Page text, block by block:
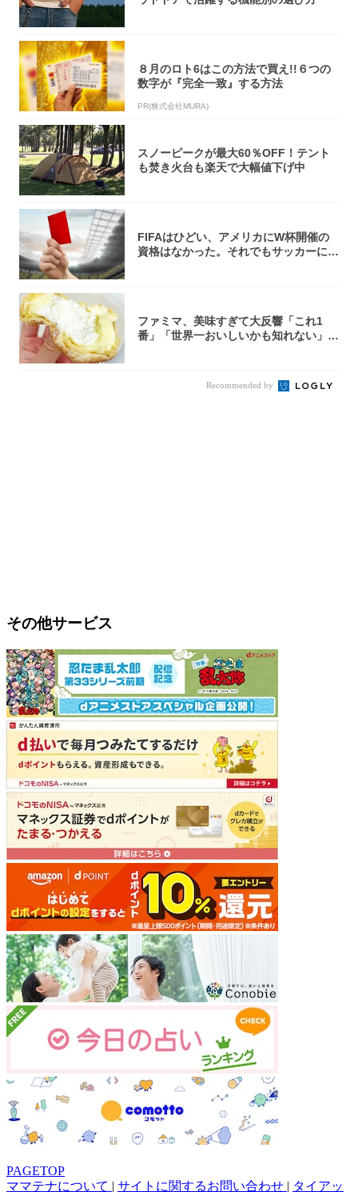
８月のロト6はこの方法で買え!!６つの
数字が『完全一致』する方法
PR(株式会社MURA)
スノーピークが最大60％OFF！テント
も焚き火台も楽天で大幅値下げ中
FIFAはひどい、アメリカにW杯開催の
資格はなかった。それでもサッカーには
ファミマ、美味すぎて大反響「これ1
番」「世界一おいしいかも知れない」
Recommended by
その他サービス
PAGETOP
ママテナについて | サイトに関するお問い合わせ | タイアッ